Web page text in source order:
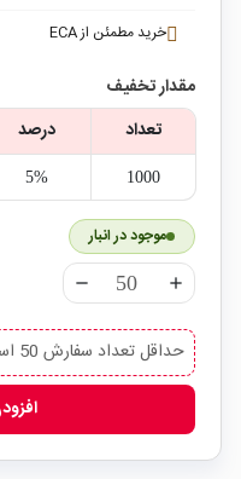
خرید مطمئن از ECA
مقدار تخفیف
تعداد
درصد
1000
5%
موجود در انبار
remove add
حداقل تعداد سفارش 50 است